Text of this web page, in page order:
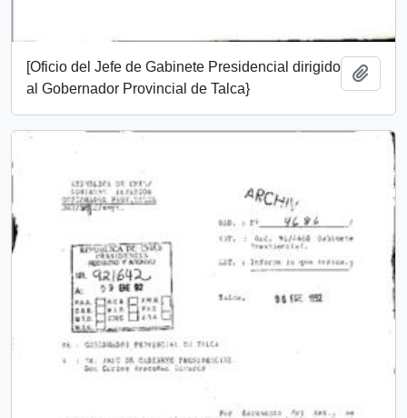
[Oficio del Jefe de Gabinete Presidencial dirigido
al Gobernador Provincial de Talca}